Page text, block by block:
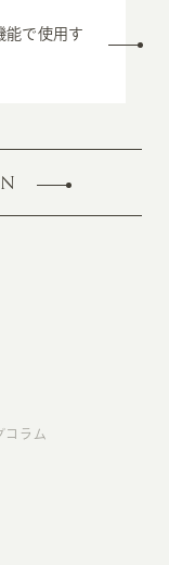
能で使用す
コラム